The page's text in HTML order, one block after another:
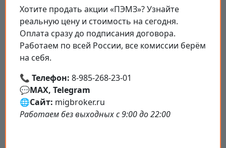
Хотите продать акции «ПЭМЗ»? Узнайте
реальную цену и стоимость на сегодня.
Оплата сразу до подписания договора.
Работаем по всей России, все комиссии берём
на себя.
📞 Телефон: 8-985-268-23-01
💬MAX, Telegram
🌐Сайт: migbroker.ru
Работаем без выходных с 9:00 до 22:00